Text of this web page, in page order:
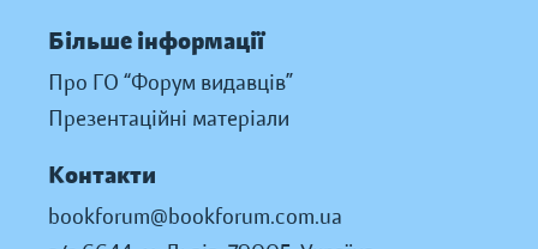
Більше інформації
Про ГО “Форум видавців”
Презентаційні матеріали
Контакти
bookforum@bookforum.com.ua